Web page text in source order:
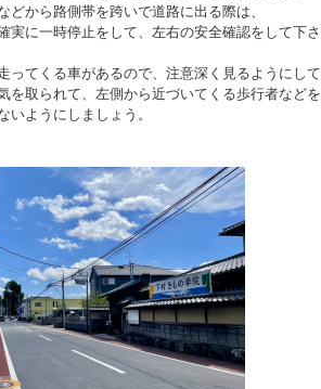
どから路側帯を跨いで道路に出る際は、
実に一時停止をして、左右の安全確認をして下
ってくる車があるので、注意深く見るようにし
を取られて、左側から近づいてくる歩行者など
いようにしましょう。